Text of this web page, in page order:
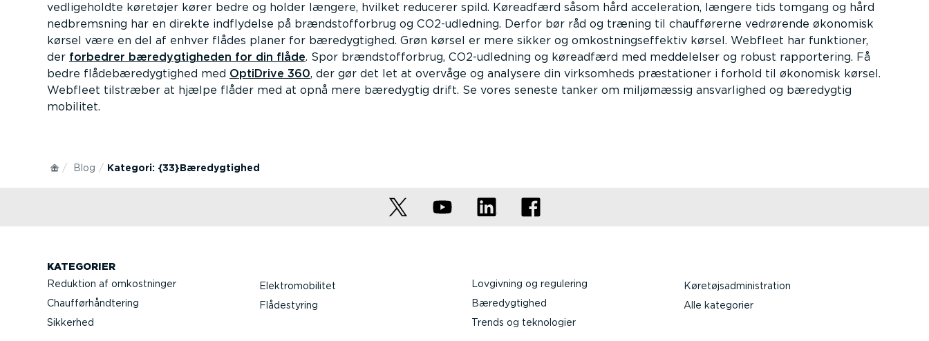
vedligeholdte køretøjer kører bedre og holder længere, hvilket reducerer spild. Køreadfærd såsom hård acceleration, længere tids tomgang og hård
nedbremsning har en direkte indflydelse på brændstofforbrug og CO2-udledning. Derfor bør råd og træning til chaufførerne vedrørende økonomisk
kørsel være en del af enhver flådes planer for bæredygtighed. Grøn kørsel er mere sikker og omkostningseffektiv kørsel. Webfleet har funktioner,
der forbedrer bæredygtigheden for din flåde. Spor brændstofforbrug, CO2-udledning og køreadfærd med meddelelser og robust rapportering. Få
bedre flådebæredygtighed med OptiDrive 360, der gør det let at overvåge og analysere din virksomheds præstationer i forhold til økonomisk kørsel.
Webfleet tilstræber at hjælpe flåder med at opnå mere bæredygtig drift. Se vores seneste tanker om miljømæssig ansvarlighed og bæredygtig
mobilitet.
Blog Kategori: {33}Bæredygtighed
KATEGORIER
Reduktion af omkostninger
Chaufførhåndtering
Sikkerhed
Elektromobilitet
Flådestyring
Lovgivning og regulering
Bæredygtighed
Trends og teknologier
Køretøjsadministration
Alle kategorier